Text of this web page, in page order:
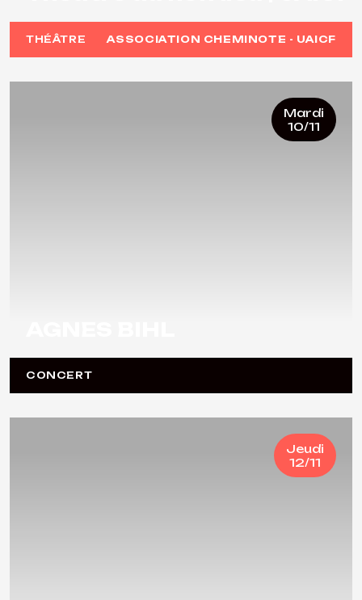
THÉÂTRE ASSOCIATION CHEMINOTE - UAICF
Mardi
10/11
CONCERT
Jeudi
12/11